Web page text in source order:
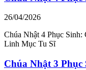
26/04/2026
Chúa Nhật 4 Phục Sinh:
Linh Mục Tu Sĩ
Chúa Nhật 3 Phục